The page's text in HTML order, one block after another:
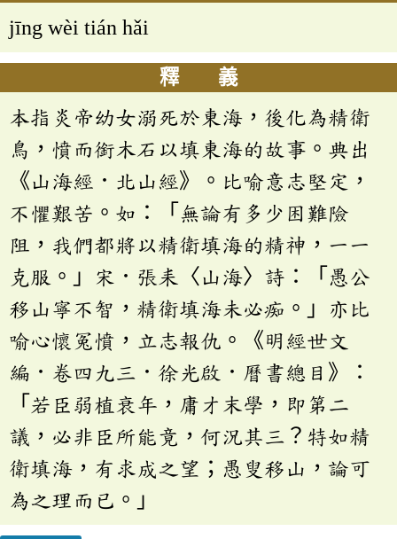
jīng wèi tián hǎi
釋 義
本指炎帝幼女溺死於東海，後化為精衛
鳥，憤而銜木石以填東海的故事。典出
《山海經．北山經》。比喻意志堅定，
不懼艱苦。如：「無論有多少困難險
阻，我們都將以精衛填海的精神，一一
克服。」宋．張耒〈山海〉詩：「愚公
移山寧不智，精衛填海未必痴。」亦比
喻心懷冤憤，立志報仇。《明經世文
編．卷四九三．徐光啟．曆書總目》：
「若臣弱植衰年，庸才末學，即第二
議，必非臣所能竟，何況其三？特如精
衛填海，有求成之望；愚叟移山，論可
為之理而已。」